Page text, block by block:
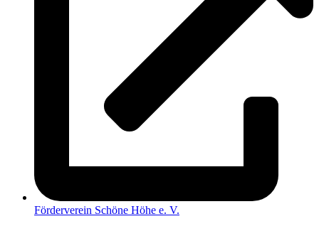
Förderverein Schöne Höhe e. V.